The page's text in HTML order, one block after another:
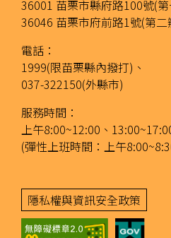
36001 苗栗市縣府路100號(第
36046 苗栗市府前路1號(第二
電話：
1999(限苗栗縣內撥打)、
037-322150(外縣市)
服務時間：
上午8:00~12:00、
(彈性上班時間：上午
隱私權與資訊安全政策